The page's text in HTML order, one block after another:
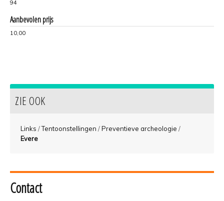
94
Aanbevolen prijs
10,00
ZIE OOK
Links /Tentoonstellingen /Preventieve archeologie /
Evere
Contact